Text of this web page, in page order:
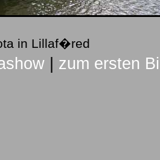
in Lillaf�red
zum ersten